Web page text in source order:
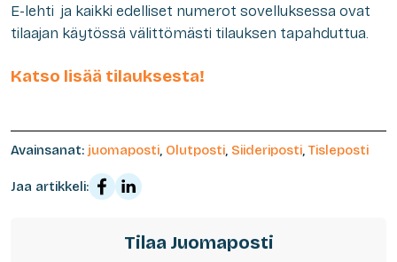
E-lehti ja kaikki edelliset numerot sovelluksessa ovat
tilaajan käytössä välittömästi tilauksen tapahduttua.
Katso lisää tilauksesta!
Avainsanat: juomaposti, Olutposti, Siideriposti, Tisleposti
Jaa artikkeli:
Tilaa Juomaposti